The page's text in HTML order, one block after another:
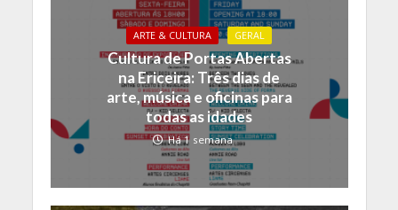
ARTE & CULTURA GERAL
Cultura de Portas Abertas
na Ericeira: Três dias de
arte, música e oficinas para
todas as idades
Há 1 semana